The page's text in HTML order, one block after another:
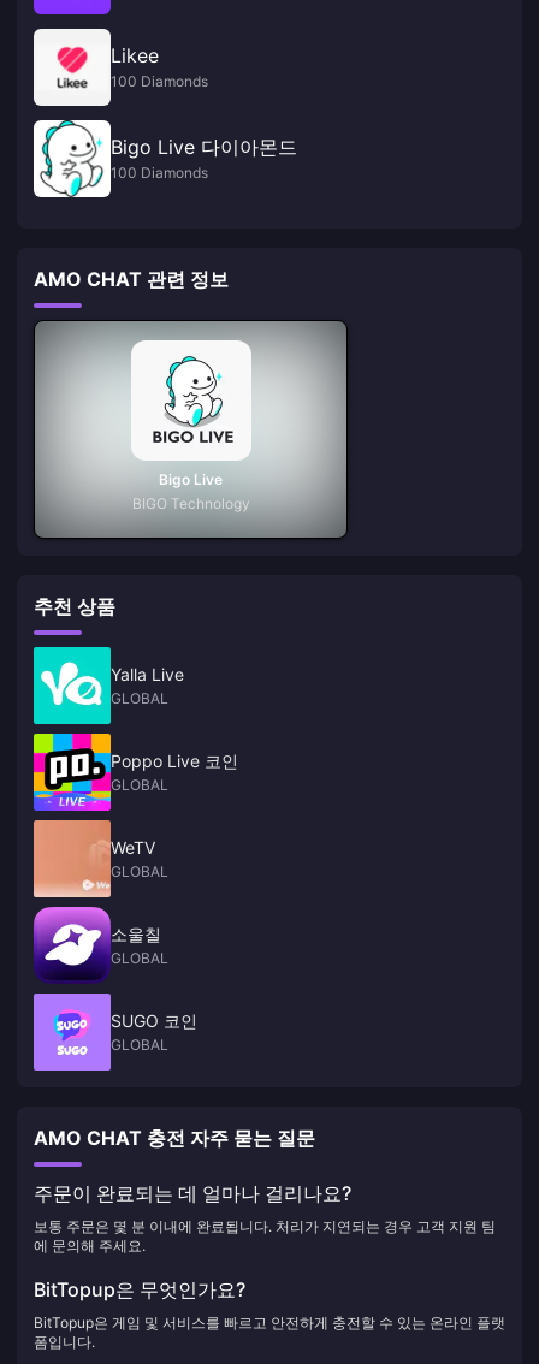
Likee
100 Diamonds
Bigo Live 다이아몬드
100 Diamonds
AMO CHAT 관련 정보
Bigo Live
BIGO Technology
추천 상품
Yalla Live
GLOBAL
Poppo Live 코인
GLOBAL
WeTV
GLOBAL
소울칠
GLOBAL
SUGO 코인
GLOBAL
AMO CHAT 충전 자주 묻는 질문
주문이 완료되는 데 얼마나 걸리나요?
보통 주문은 몇 분 이내에 완료됩니다. 처리가 지연되는 경우 고객 지원 팀
에 문의해 주세요.
BitTopup은 무엇인가요?
BitTopup은 게임 및 서비스를 빠르고 안전하게 충전할 수 있는 온라인 플랫
폼입니다.